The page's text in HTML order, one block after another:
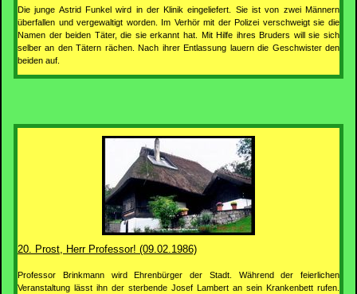
Die junge Astrid Funkel wird in der Klinik eingeliefert. Sie ist von zwei Männern
überfallen und vergewaltigt worden. Im Verhör mit der Polizei verschweigt sie die
Namen der beiden Täter, die sie erkannt hat. Mit Hilfe ihres Bruders will sie sich
selber an den Tätern rächen. Nach ihrer Entlassung lauern die Geschwister den
beiden auf.
20. Prost, Herr Professor! (09.02.1986)
Professor Brinkmann wird Ehrenbürger der Stadt. Während der feierlichen
Veranstaltung lässt ihn der sterbende Josef Lambert an sein Krankenbett rufen.